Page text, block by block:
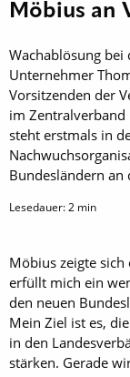
Möbius an
Wachablösung bei
Unternehmer
Vorsitzenden der
im Zentralverband
steht erstmals in
Bundesländern an
Lesedauer:2 min
Möbius zeigte
erfüllt mich ein
den neuen
Mein Ziel ist es,
in den
stärken. Gerade